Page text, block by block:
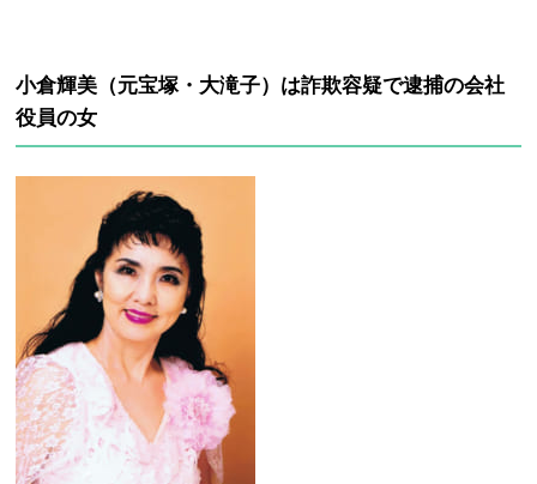
小倉輝美（元宝塚・大滝子）は詐欺容疑で逮捕の会社
役員の女